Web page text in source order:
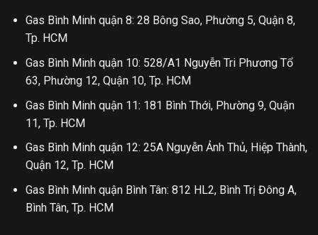
Gas Bình Minh quận 8: 28 Bông Sao, Phường 5, Quận 8,
Tp. HCM
Gas Bình Minh quận 10: 528/A1 Nguyễn Tri Phương Tổ
63, Phường 12, Quận 10, Tp. HCM
Gas Bình Minh quận 11: 181 Bình Thới, Phường 9, Quận
11, Tp. HCM
Gas Bình Minh quận 12: 25A Nguyễn Ảnh Thủ, Hiệp Thành,
Quận 12, Tp. HCM
Gas Bình Minh quận Bình Tân: 812 HL2, Bình Trị Đông A,
Bình Tân, Tp. HCM